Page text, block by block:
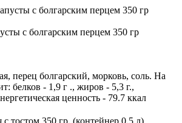
с болгарским перцем 350 гр
перец болгарский, морковь, соль. На
белков - 1,9 г ., жиров - 5,3 г.,
ценность - 79.7 ккал